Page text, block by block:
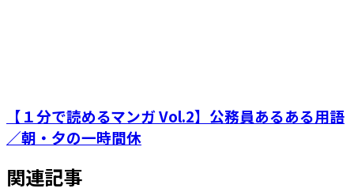
【１分で読めるマンガ Vol.2】公務員あるある用語
／朝・夕の一時間休
関連記事